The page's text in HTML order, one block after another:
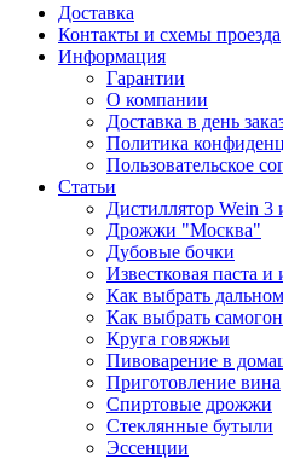
Доставка
Контакты и схемы проезда
Информация
Гарантии
О компании
Доставка в день
Политика
Пользовательское
Статьи
Дистиллятор Wein 3
Дрожжи "Москва"
Дубовые бочки
Известковая паста и
Как выбрать
Как выбрать
Круга говяжьи
Пивоварение в
Приготовление вина
Спиртовые дрожжи
Стеклянные бутыли
Эссенции